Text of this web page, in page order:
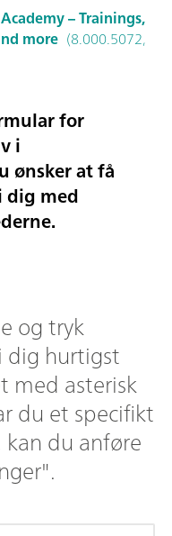
– Trainings,
more (8.000.5072,
for
i
ønsker at få
med
og tryk
dig hurtigst
med asterisk
du et specifikt
du anføre